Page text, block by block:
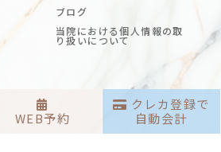
ブログ
当院における個人情報の取
り扱いについて
Rheumatology Clinic All rights
WEB予約
クレカ登録で
自動会計